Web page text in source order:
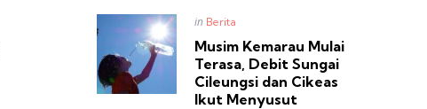
Posted
in Berita
Musim Kemarau Mulai
Terasa, Debit Sungai
Cileungsi dan Cikeas
Ikut Menyusut